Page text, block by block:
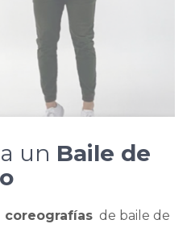
un Baile de
coreografías de baile de